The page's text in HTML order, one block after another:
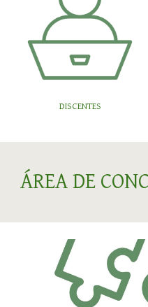
DISCENTES
ÁREA DE